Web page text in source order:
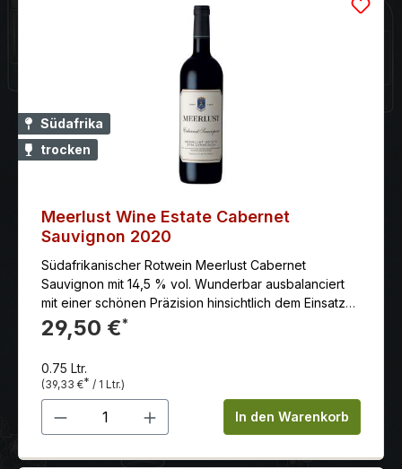
Südafrika
trocken
Meerlust Wine Estate Cabernet
Sauvignon 2020
Südafrikanischer Rotwein Meerlust Cabernet
Sauvignon mit 14,5 % vol. Wunderbar ausbalanciert
mit einer schönen Präzision hinsichtlich dem Einsatz
von Barrique.
29,50 €*
0.75 Ltr.
(39,33 €* / 1 Ltr.)
Produkt Anzahl: Gib denIn den Warenkorb